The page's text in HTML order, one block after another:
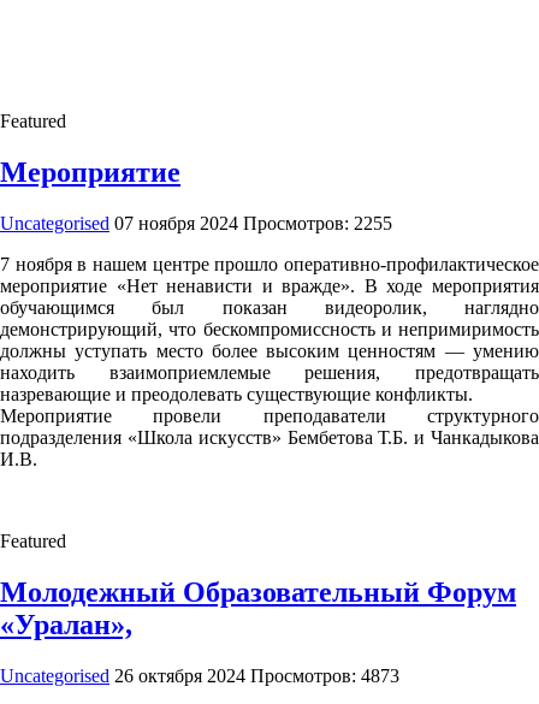
Featured
Мероприятие
Uncategorised 07 ноября 2024 Просмотров: 2255
7 ноября в нашем центре прошло оперативно-профилактическое
мероприятие «Нет ненависти и вражде». В ходе мероприятия
обучающимся был показан видеоролик, наглядно
демонстрирующий, что бескомпромиссность и непримиримость
должны уступать место более высоким ценностям — умению
находить взаимоприемлемые решения, предотвращать
назревающие и преодолевать существующие конфликты.
Мероприятие провели преподаватели структурного
подразделения «Школа искусств» Бембетова Т.Б. и Чанкадыкова
И.В.
Featured
Молодежный Образовательный Форум
«Уралан»,
Uncategorised 26 октября 2024 Просмотров: 4873